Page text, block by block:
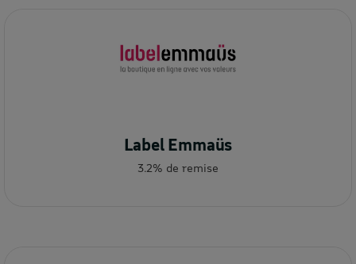
Label Emmaüs
3.2% de remise